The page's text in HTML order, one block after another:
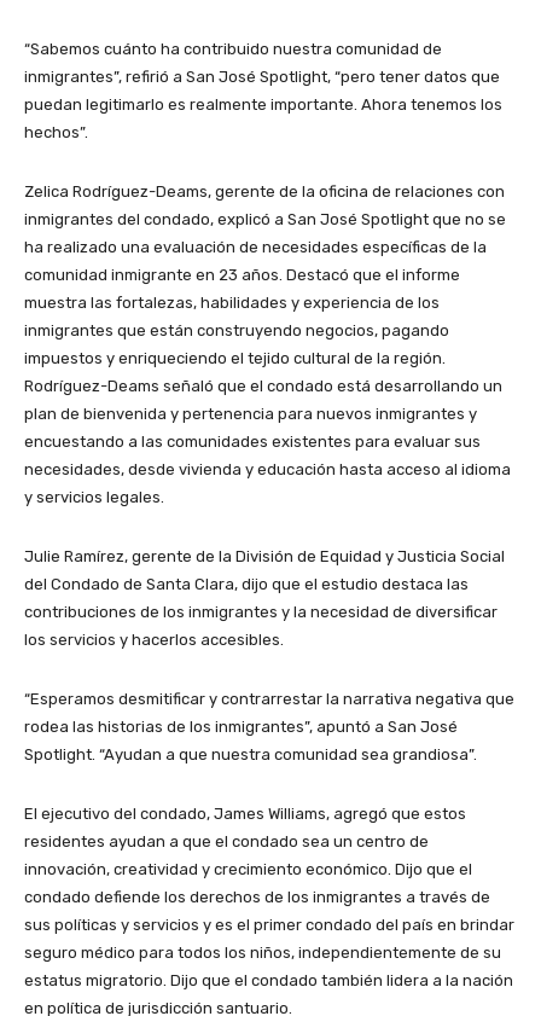
“Sabemos cuánto ha contribuido nuestra comunidad de
inmigrantes”, refirió a San José Spotlight, “pero tener datos que
puedan legitimarlo es realmente importante. Ahora tenemos los
hechos”.
Zelica Rodríguez-Deams, gerente de la oficina de relaciones con
inmigrantes del condado, explicó a San José Spotlight que no se
ha realizado una evaluación de necesidades específicas de la
comunidad inmigrante en 23 años. Destacó que el informe
muestra las fortalezas, habilidades y experiencia de los
inmigrantes que están construyendo negocios, pagando
impuestos y enriqueciendo el tejido cultural de la región.
Rodríguez-Deams señaló que el condado está desarrollando un
plan de bienvenida y pertenencia para nuevos inmigrantes y
encuestando a las comunidades existentes para evaluar sus
necesidades, desde vivienda y educación hasta acceso al idioma
y servicios legales.
Julie Ramírez, gerente de la División de Equidad y Justicia Social
del Condado de Santa Clara, dijo que el estudio destaca las
contribuciones de los inmigrantes y la necesidad de diversificar
los servicios y hacerlos accesibles.
“Esperamos desmitificar y contrarrestar la narrativa negativa que
rodea las historias de los inmigrantes”, apuntó a San José
Spotlight. “Ayudan a que nuestra comunidad sea grandiosa”.
El ejecutivo del condado, James Williams, agregó que estos
residentes ayudan a que el condado sea un centro de
innovación, creatividad y crecimiento económico. Dijo que el
condado defiende los derechos de los inmigrantes a través de
sus políticas y servicios y es el primer condado del país en brindar
seguro médico para todos los niños, independientemente de su
estatus migratorio. Dijo que el condado también lidera a la nación
en política de jurisdicción santuario.